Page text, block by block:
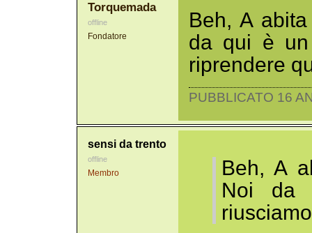
Torquemada
offline
Fondatore
Beh, A
da qui è
riprendere
PUBBLICATO 16
sensi da trento
offline
Membro
Beh, A
Noi da